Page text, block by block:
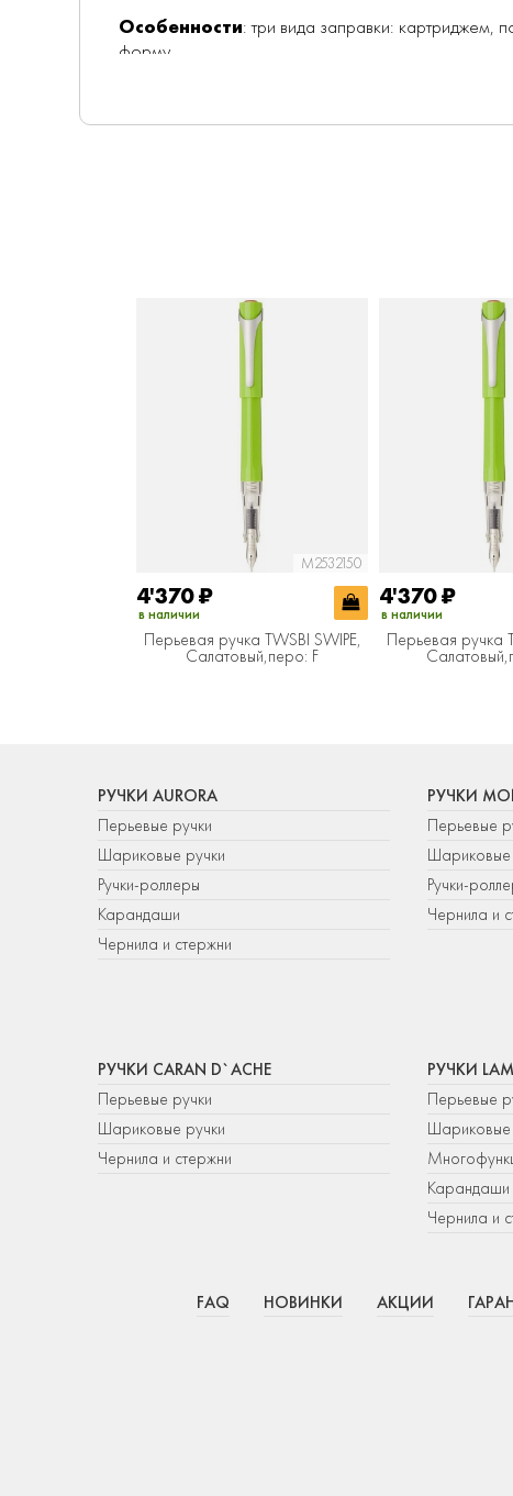
Особенности: три вида заправки: картриджем,
форму
конвертером, традиционным поршневым
нержавеющей стали и украшено гравировкой.
может надеваться на торец корпуса. Ручка
фирменными картриджами TWSBI (в том числе
шприца или специальной пипетки. Вместимость
(картридж international short вмещает около 0,7 мл).
Ручка поставляется в фирменном небольшом
цвета и пружина для дополнительной фиксации
M2532150
4'370₽
в наличии
Перьевая ручка TWSBI SWIPE,
Салатовый,перо: F
4'370₽
в наличии
Перьевая ручка
РУЧКИ AURORA
Перьевые ручки
Шариковые ручки
Ручки-роллеры
Карандаши
Чернила и стержни
РУЧКИ
Перьевые
Шариковые
Ручки-
Чернила и
РУЧКИ CARAN D`ACHE
Перьевые ручки
Шариковые ручки
Чернила и стержни
РУЧКИ
Перьевые
Шариковые
Карандаши
Чернила и
FAQ НОВИНКИ АКЦИИ